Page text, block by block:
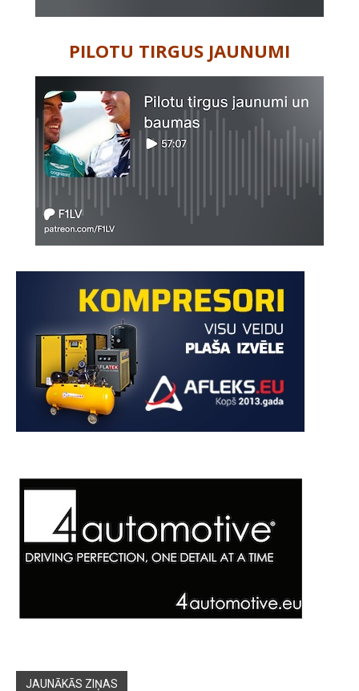
PILOTU TIRGUS JAUNUMI
JAUNĀKĀS ZIŅAS